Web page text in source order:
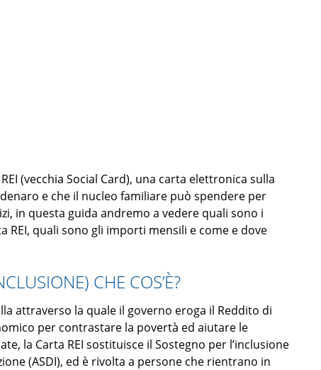
(vecchia Social Card), una carta elettronica sulla
e che il nucleo familiare può spendere per
in questa guida andremo a vedere quali sono i
REI, quali sono gli importi mensili e come e dove
CHE COS’È?
attraverso la quale il governo eroga il Reddito di
per contrastare la povertà ed aiutare le
la Carta REI sostituisce il Sostegno per l’inclusione
(ASDI), ed è rivolta a persone che rientrano in